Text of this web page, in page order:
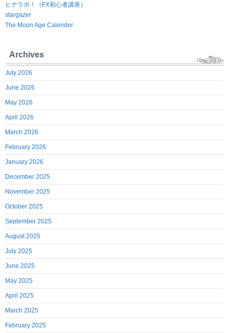
ヒナラボ！（FX初心者講座）
stargazer
The Moon Age Calender
Archives
July 2026
June 2026
May 2026
April 2026
March 2026
February 2026
January 2026
December 2025
November 2025
October 2025
September 2025
August 2025
July 2025
June 2025
May 2025
April 2025
March 2025
February 2025